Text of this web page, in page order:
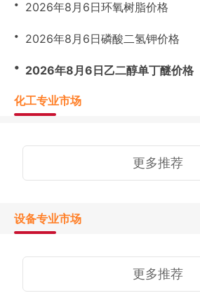
・ 2026年8月6日环氧树脂价格
・ 2026年8月6日磷酸二氢钾价格
・ 2026年8月6日乙二醇单丁醚价格
化工专业市场
更多推荐
设备专业市场
更多推荐